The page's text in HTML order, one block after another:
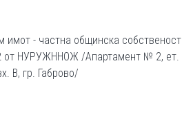
- частна общинска собственост
от НУРУЖННОЖ /Апартамент № 2, ет.
В, гр. Габрово/